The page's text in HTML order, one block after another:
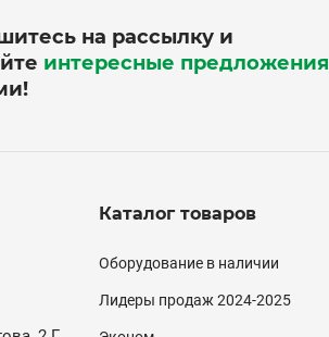
на рассылку и
интересные предложения
Каталог товаров
Каталог
(подвал)
Оборудование в наличии
Лидеры продаж 2024-2025